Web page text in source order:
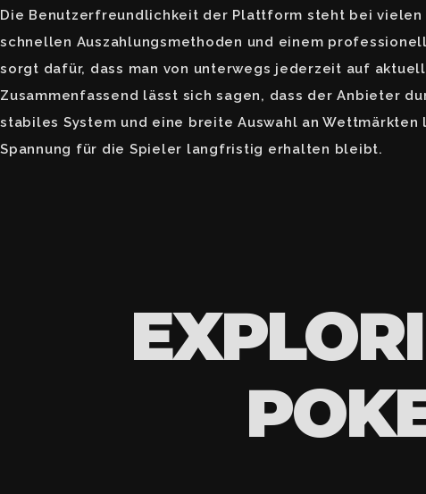
Die Benutzerfreundlichkeit der Plattform steht bei
schnellen Auszahlungsmethoden und einem
sorgt dafür, dass man von unterwegs jederzeit auf
Zusammenfassend lässt sich sagen, dass der Anbieter
stabiles System und eine breite Auswahl an
Spannung für die Spieler langfristig erhalten bleibt.